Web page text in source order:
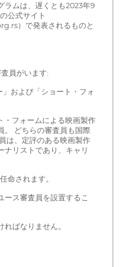
ラムは、遅くとも2023年9
公式サイト
）で発表されるものと
員がいます:
および「ショート・フォ
・フォームによる映画製作
。 どちらの審査員も国際
は、定評のある映画製作
ナリストであり、キャリ
命されます。
ース審査員を設置するこ
ばなりません。